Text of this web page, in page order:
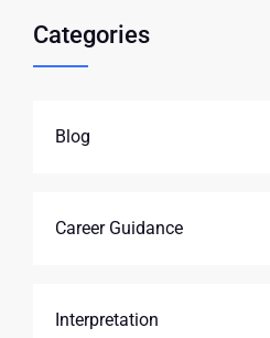
Categories
Blog
Career Guidance
Interpretation